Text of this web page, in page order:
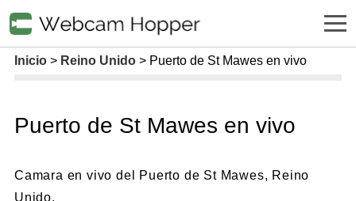
Inicio Reino Unido Puerto de St Mawes en vivo
Puerto de St Mawes en vivo
Camara en vivo del Puerto de St Mawes, Reino
Unido.